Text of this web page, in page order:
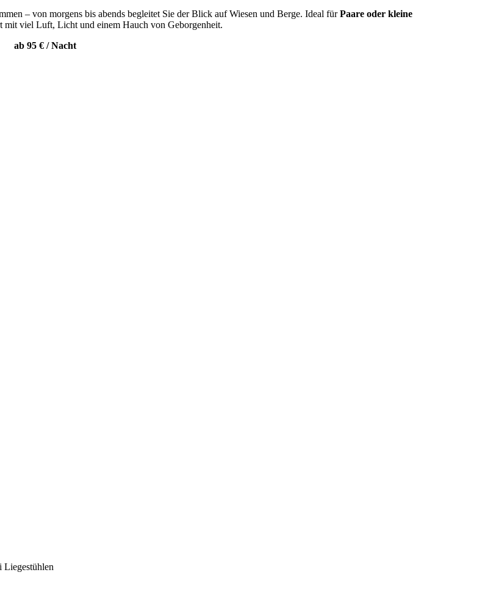
– von morgens bis abends begleitet Sie der Blick auf Wiesen und Berge. Ideal fürPaare oder kleine
mit viel Luft, Licht und einem Hauch von Geborgenheit.
ab 95 € /Nacht
Liegestühlen